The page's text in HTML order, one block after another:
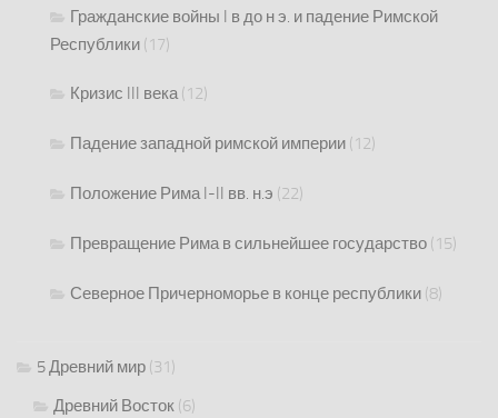
Гражданские войны I в до н э. и падение Римской
Республики (17)
Кризис III века(12)
Падение западной римской империи (12)
Положение Рима I-II вв. н.э (22)
Превращение Рима в сильнейшее государство (15)
Северное Причерноморье в конце республики (8)
5 Древний мир (31)
Древний Восток (6)